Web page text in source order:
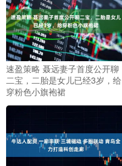
速盈策略 聂远妻子首度公开聊
二宝，二胎是女儿已经3岁，给
穿粉色小旗袍裙